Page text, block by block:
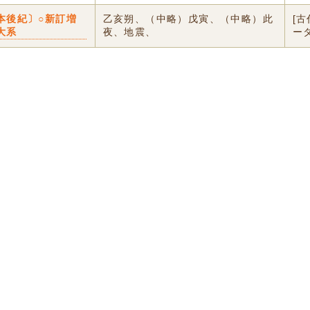
後紀〕○新訂増
系
乙亥朔、（中略）戊寅、（中略）此
夜、地震、
[古
ー